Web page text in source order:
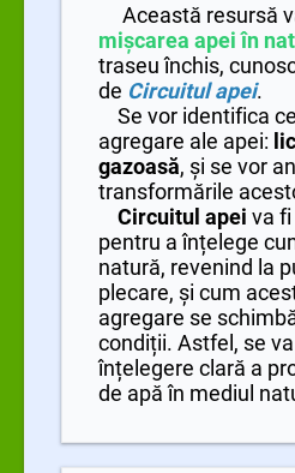
Această resursă
mișcarea apei în
traseu închis,
de Circuitul apei.
Se vor identifica
agregare ale apei:
gazoasă, și se vor
transformările
Circuitul apei va
pentru a înțelege
natură, revenind la
plecare, și cum
agregare se
condiții. Astfel, se
înțelegere clară a
de apă în mediul